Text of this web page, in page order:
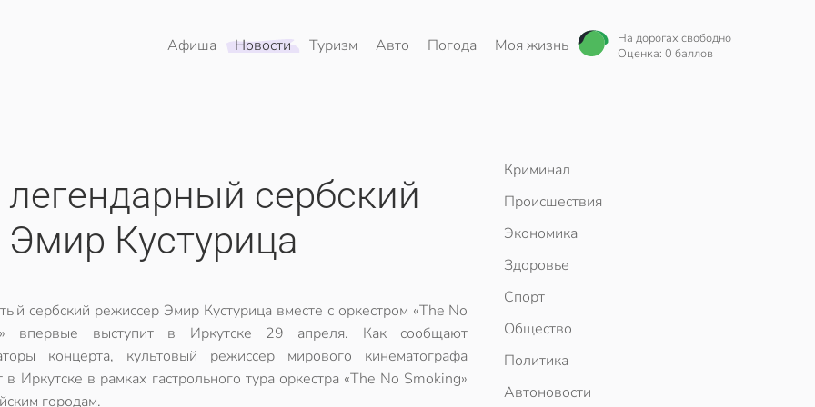
Афиша Новости Туризм Авто Погода Моя жизнь
На дорогах свободно
Оценка: 0 баллов
легендарный сербский
Кустурица
сербский режиссер Эмир Кустурица вместе с оркестром «The No
впервые выступит в Иркутске 29 апреля. Как сообщают
концерта, культовый режиссер мирового кинематографа
в Иркутске в рамках гастрольного тура оркестра «The No Smoking»
городам.
Криминал
Происшествия
Экономика
Здоровье
Спорт
Общество
Политика
Автоновости